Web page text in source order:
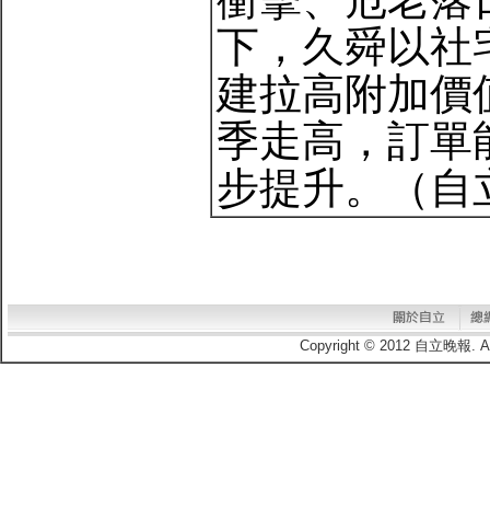
下，久舜以社
建拉高附加價
季走高，訂單
步提升。（自
Copyright © 2012 自立晚報.